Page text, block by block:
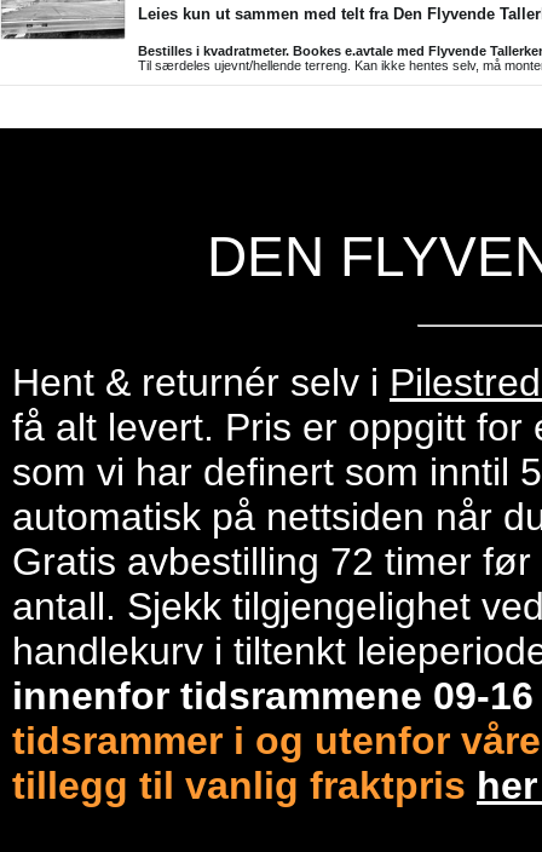
Leies kun ut sammen med telt fra Den Flyvende
Bestilles i kvadratmeter. Bookes e.avtale med Flyvende
Til særdeles ujevnt/hellende terreng. Kan ikke hentes selv, må
DEN
Hent & returnér selv i
få alt levert. Pris er oppgitt
som vi har definert som inntil
automatisk på nettsiden når
Gratis avbestilling 72 timer
antall. Sjekk tilgjengelighet
handlekurv i tiltenkt
innenfor tidsrammene 09-
tidsrammer i og utenfor
tillegg til vanlig fraktpris